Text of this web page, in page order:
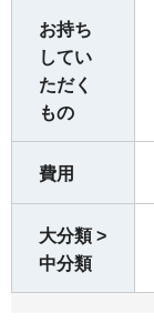
お持ち
してい
ただく
もの
費用
大分類 >
中分類